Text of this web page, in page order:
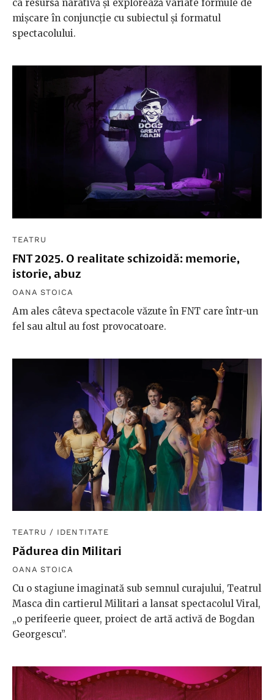
ca resursă narativă și explorează variate formule de
mișcare în conjuncție cu subiectul și formatul
spectacolului.
TEATRU
FNT 2025. O realitate schizoidă: memorie,
istorie, abuz
OANA STOICA
Am ales câteva spectacole văzute în FNT care într-un
fel sau altul au fost provocatoare.
TEATRU / IDENTITATE
Pădurea din Militari
OANA STOICA
Cu o stagiune imaginată sub semnul curajului, Teatrul
Masca din cartierul Militari a lansat spectacolul Viral,
„o perifeerie queer, proiect de artă activă de Bogdan
Georgescu”.